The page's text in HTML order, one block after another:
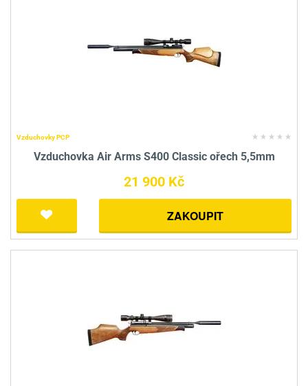
Vzduchovky PCP
Vzduchovka Air Arms S400 Classic ořech 5,5mm
21 900 Kč
ZAKOUPIT